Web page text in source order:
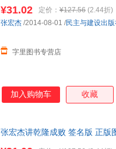
¥31.02 定价： ¥127.56 (2.44折)
字里图书专营店
张宏杰 /2014-08-01 /民主与建设出
加入购物车 收藏
张宏杰讲乾隆成败 签名版 正版